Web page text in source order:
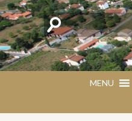
Rechercher